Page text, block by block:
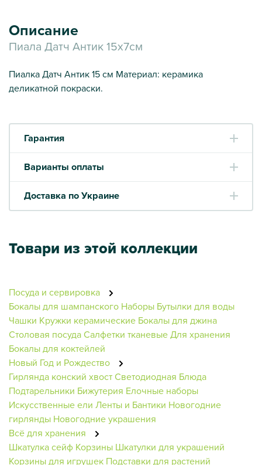
Описание
Пиала Датч Антик 15х7см
Пиалка Датч Антик 15 см Материал: керамика
деликатной покраски.
Гарантия
Варианты оплаты
Доставка по Украине
Товари из этой коллекции
Посуда и сервировка
Бокалы для шампанского Наборы Бутылки для воды
Чашки Кружки керамические Бокалы для джина
Столовая посудаСалфетки тканевыеДля хранения
Бокалы для коктейлей
Новый Год и Рождество
Гирлянда конский хвостСветодиодная Блюда
Подтарельники Бижутерия Елочные наборы
Искусственные ели Ленты и Бантики Новогодние
гирлянды Новогодние украшения
Всё для хранения
Шкатулка сейф Корзины Шкатулки для украшений
Корзины для игрушек Подставки для растений